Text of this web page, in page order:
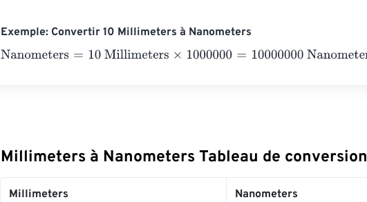
Exemple: Convertir 10 Millimeters à Nanometers
Nanometers= 10 Millimeters×1000000=10000000 Nanometers
Millimeters à Nanometers Tableau de conversion
Millimeters Nanometers